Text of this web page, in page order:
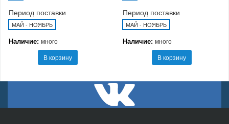
Период поставки
МАЙ - НОЯБРЬ
Наличие: много
В корзину
Период поставки
МАЙ - НОЯБРЬ
Наличие: много
В корзину